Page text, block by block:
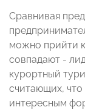
Сравнивая
можно прийти
совпадают -
курортный
считающих, что
интересным